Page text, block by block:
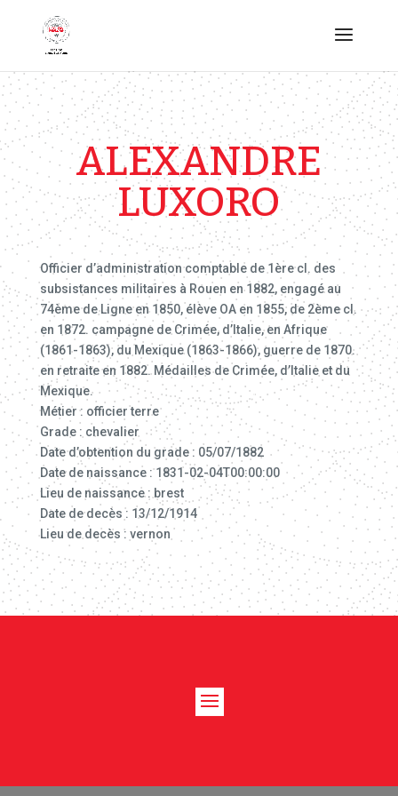
ALEXANDRE
LUXORO
Officier d’administration comptable de 1ère cl. des
subsistances militaires à Rouen en 1882, engagé au
74ème de Ligne en 1850, élève OA en 1855, de 2ème cl.
en 1872. campagne de Crimée, d’Italie, en Afrique
(1861-1863), du Mexique (1863-1866), guerre de 1870.
en retraite en 1882. Médailles de Crimée, d’Italie et du
Mexique.
Métier : officier terre
Grade : chevalier
Date d’obtention du grade : 05/07/1882
Date de naissance : 1831-02-04T00:00:00
Lieu de naissance : brest
Date de decès : 13/12/1914
Lieu de decès : vernon